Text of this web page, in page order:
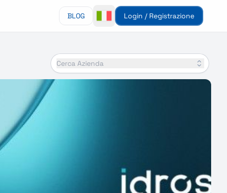
BLOG Login / Registrazione
Cerca Azienda